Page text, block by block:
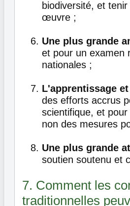
biodiversité, et
œuvre ;
Une plus grande
et pour un examen
nationales ;
L'apprentissage
des efforts accrus
scientifique, et
non des mesures
Une plus grande
soutien soutenu et
7. Comment les
traditionnelles